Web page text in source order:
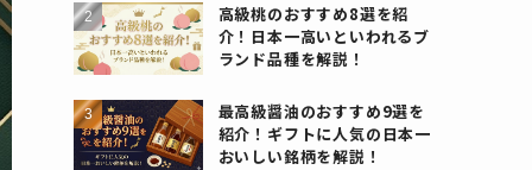
高級桃のおすすめ8選を紹
介！日本一高いといわれるブ
ランド品種を解説！
最高級醤油のおすすめ9選を
紹介！ギフトに人気の日本一
おいしい銘柄を解説！